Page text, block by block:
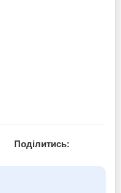
Поділитись: